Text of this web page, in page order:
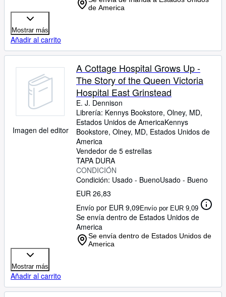
de America
Mostrar más
Añadir al carrito
Imagen del editor
A Cottage Hospital Grows Up -
The Story of the Queen Victoria
Hospital East Grinstead
E. J. Dennison
Librería: Kennys Bookstore, Olney, MD,
Estados Unidos de AmericaKennys
Bookstore, Olney, MD, Estados Unidos de
America
Vendedor de 5 estrellas
TAPA DURA
CONDICIÓN
Condición: Usado - BuenoUsado - Bueno
EUR 26,83
Envío por EUR 9,09Envío por EUR 9,09
Se envía dentro de Estados Unidos de
America
Se envía dentro de Estados Unidos de
America
Mostrar más
Añadir al carrito